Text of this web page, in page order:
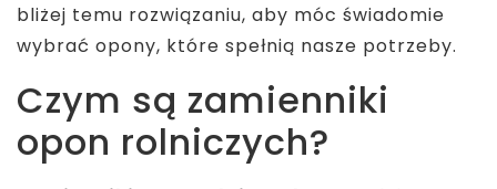
bliżej temu rozwiązaniu, aby móc świadomie
wybrać opony, które spełnią nasze potrzeby.
Czym są zamienniki
opon rolniczych?